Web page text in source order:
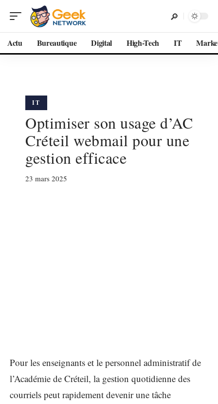
Actu Bureautique Digital High-Tech IT
IT
Optimiser son usage d’AC
Créteil webmail pour une
gestion efficace
23 mars 2025
Pour les enseignants et le personnel administratif de
l’Académie de Créteil, la gestion quotidienne des
courriels peut rapidement devenir une tâche